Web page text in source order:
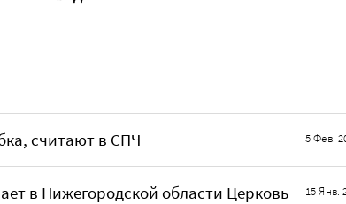
считают в СПЧ 5 Фев.
в Нижегородской области Церковь 15 Янв.